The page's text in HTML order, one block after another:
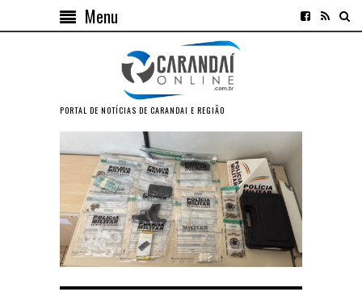
Menu
PORTAL DE NOTÍCIAS DE CARANDAI E REGIÃO